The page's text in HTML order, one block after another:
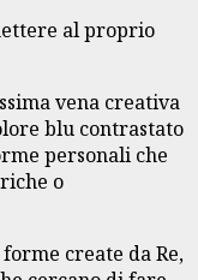
al proprio
vena creativa
blu contrastato
personali che
o
create da Re,